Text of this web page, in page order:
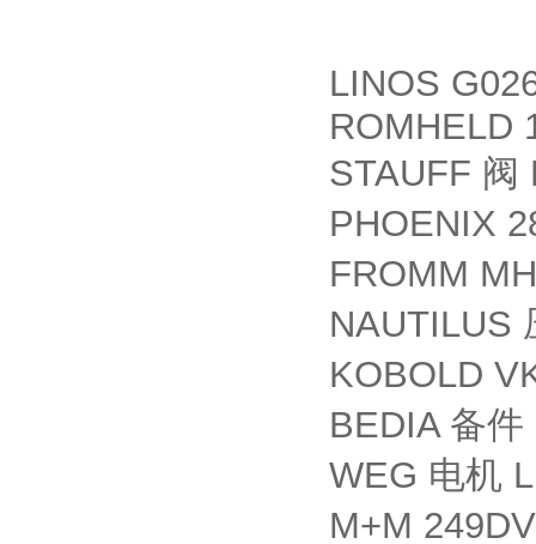
LINOS
ROMHELD
STAUFF 阀
PHOENIX
FROMM
NAUTILUS
KOBOLD
BEDIA 备件
WEG 电机
M+M